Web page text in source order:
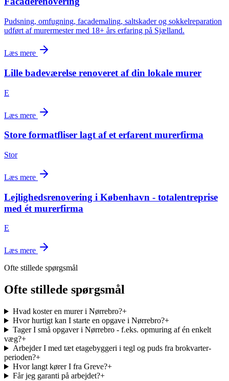
Pudsning, omfugning, facademaling, saltskader og sokkelreparation
udført af murermester med 18+ års erfaring på Sjælland.
Læs mere
Lille badeværelse renoveret af din lokale murer
E
Læs mere
Store formatfliser lagt af et erfarent murerfirma
Stor
Læs mere
Lejlighedsrenovering i København - totalentreprise
med ét murerfirma
E
Læs mere
Ofte stillede spørgsmål
Ofte stillede spørgsmål
Hvad koster en murer i Nørrebro?+
Hvor hurtigt kan I starte en opgave i Nørrebro?+
Tager I små opgaver i Nørrebro - f.eks. opmuring af én enkelt
væg?+
Arbejder I med tæt etagebyggeri i tegl og puds fra brokvarter-
perioden?+
Hvor langt kører I fra Greve?+
Får jeg garanti på arbejdet?+